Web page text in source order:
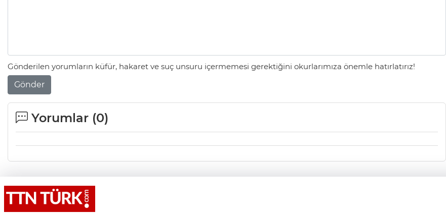
Gönderilen yorumların küfür, hakaret ve suç unsuru içermemesi gerektiğini okurlarımıza önemle hatırlatırız!
Gönder
Yorumlar (0)